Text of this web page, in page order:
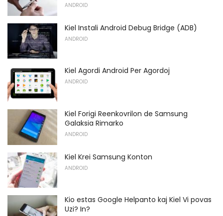
ANDROID
Kiel Instali Android Debug Bridge (ADB)
ANDROID
Kiel Agordi Android Per Agordoj
ANDROID
Kiel Forigi Reenkovrilon de Samsung
Galaksia Rimarko
ANDROID
Kiel Krei Samsung Konton
ANDROID
Kio estas Google Helpanto kaj Kiel Vi povas
Uzi? In?